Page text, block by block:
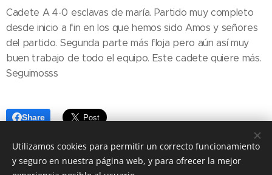
Cadete A 4-0 esclavas de maría. Partido muy completo
desde inicio a fin en los que hemos sido Amos y señores
del partido. Segunda parte más floja pero aún así muy
buen trabajo de todo el equipo. Este cadete quiere más.
Seguimosss 💪🏻💪🏻
Share
Utilizamos cookies para permitir un correcto funcionamiento
y seguro en nuestra página web, y para ofrecer la mejor